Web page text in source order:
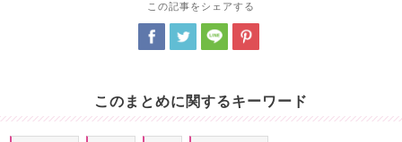
この記事をシェアする
このまとめに関するキーワード